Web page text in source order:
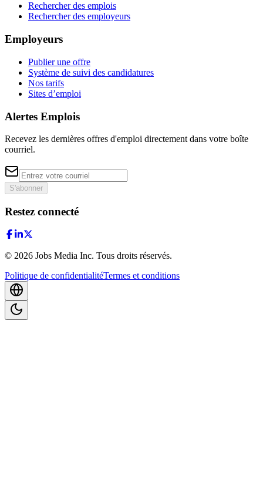
Rechercher des emplois
Rechercher des employeurs
Employeurs
Publier une offre
Système de suivi des candidatures
Nos tarifs
Sites d’emploi
Alertes Emplois
Recevez les dernières offres d'emploi directement dans votre boîte
courriel.
S'abonner
Restez connecté
© 2026 Jobs Media Inc. Tous droits réservés.
Politique de confidentialitéTermes et conditions